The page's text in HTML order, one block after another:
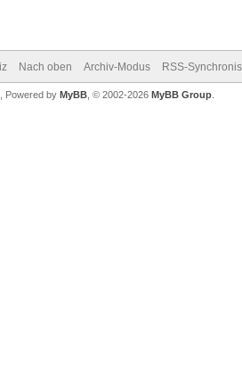
Nach oben Archiv-Modus RSS-
, Powered by MyBB , © 2002-2026 MyBB Group